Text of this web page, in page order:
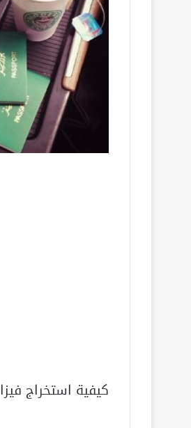
كيفية استخراج